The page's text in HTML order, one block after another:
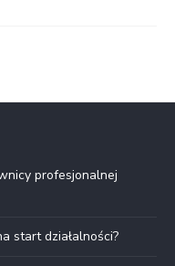
profesjonalnej
start działalności?